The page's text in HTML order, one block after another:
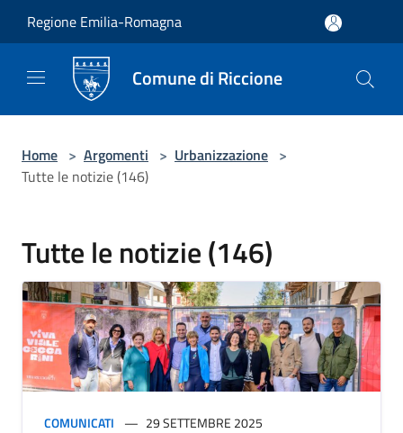
Regione Emilia-Romagna
Comune di Riccione
Home > Argomenti > Urbanizzazione >
Tutte le notizie (146)
Tutte le notizie (146)
COMUNICATI 29 SETTEMBRE 2025